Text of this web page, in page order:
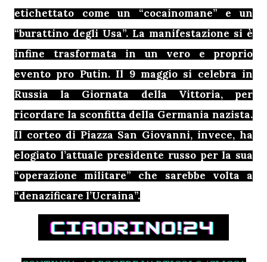
etichettato come un “cocainomane” e un
“burattino degli Usa”. La manifestazione si è
infine trasformata in un vero e proprio
evento pro Putin. Il 9 maggio si celebra in
Russia la Giornata della Vittoria, per
ricordare la sconfitta della Germania nazista.
Il corteo di Piazza San Giovanni, invece, ha
elogiato l’attuale presidente russo per la sua
“operazione militare” che sarebbe volta a
“denazificare l’Ucraina”.